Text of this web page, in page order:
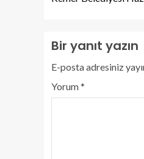
Bir yanıt yazın
E-posta adresiniz
Yorum*